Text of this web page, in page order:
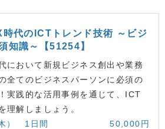
時代のICTトレンド技術 ～ビジ
知識～【51254】
において新規ビジネス創出や業務
全てのビジネスパーソンに必須の
実践的な活用事例を通じて、ICT
理解しましょう。
） 1日間
50,000円